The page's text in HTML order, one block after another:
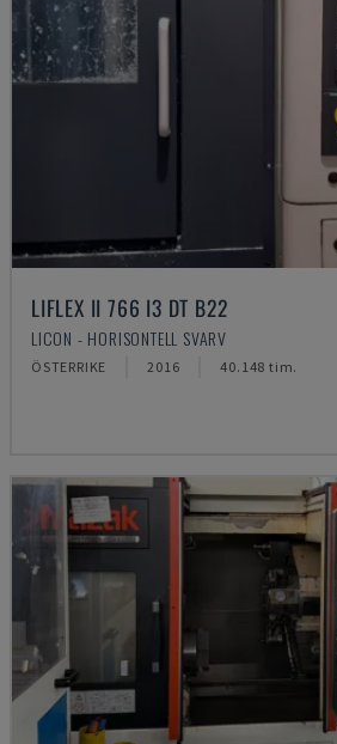
LIFLEX II 766 I3 DT B22
LICON - HORISONTELL SVARV
ÖSTERRIKE 2016 40.148 tim.